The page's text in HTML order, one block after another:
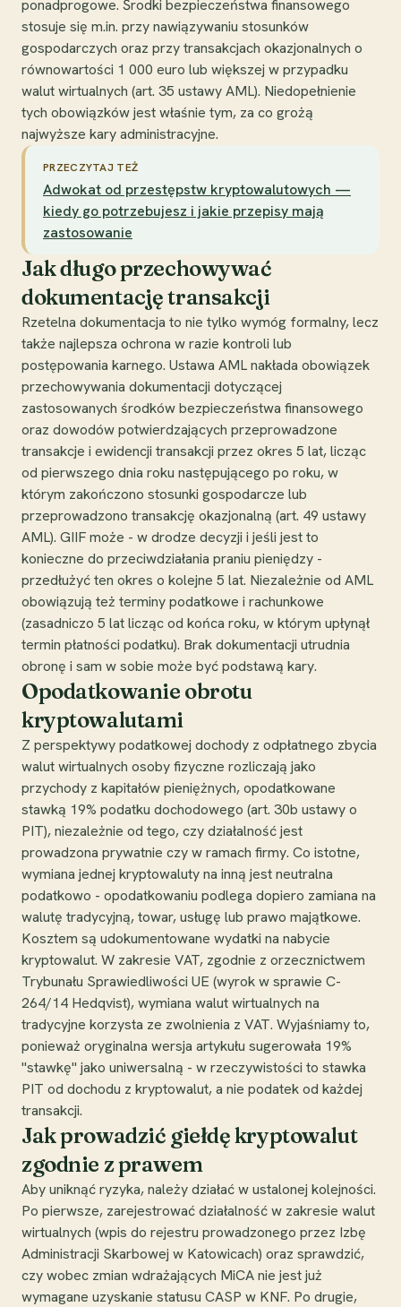
ponadprogowe. Środki bezpieczeństwa finansowego
stosuje się m.in. przy nawiązywaniu stosunków
gospodarczych oraz przy transakcjach okazjonalnych o
równowartości 1 000 euro lub większej w przypadku
walut wirtualnych (art. 35 ustawy AML). Niedopełnienie
tych obowiązków jest właśnie tym, za co grożą
najwyższe kary administracyjne.
PRZECZYTAJ TEŻ
Adwokat od przestępstw kryptowalutowych —
kiedy go potrzebujesz i jakie przepisy mają
zastosowanie
Jak długo przechowywać
dokumentację transakcji
Rzetelna dokumentacja to nie tylko wymóg formalny, lecz
także najlepsza ochrona w razie kontroli lub
postępowania karnego. Ustawa AML nakłada obowiązek
przechowywania dokumentacji dotyczącej
zastosowanych środków bezpieczeństwa finansowego
oraz dowodów potwierdzających przeprowadzone
transakcje i ewidencji transakcji przez okres 5 lat, licząc
od pierwszego dnia roku następującego po roku, w
którym zakończono stosunki gospodarcze lub
przeprowadzono transakcję okazjonalną (art. 49 ustawy
AML). GIIF może - w drodze decyzji i jeśli jest to
konieczne do przeciwdziałania praniu pieniędzy -
przedłużyć ten okres o kolejne 5 lat. Niezależnie od AML
obowiązują też terminy podatkowe i rachunkowe
(zasadniczo 5 lat licząc od końca roku, w którym upłynął
termin płatności podatku). Brak dokumentacji utrudnia
obronę i sam w sobie może być podstawą kary.
Opodatkowanie obrotu
kryptowalutami
Z perspektywy podatkowej dochody z odpłatnego zbycia
walut wirtualnych osoby fizyczne rozliczają jako
przychody z kapitałów pieniężnych, opodatkowane
stawką 19% podatku dochodowego (art. 30b ustawy o
PIT), niezależnie od tego, czy działalność jest
prowadzona prywatnie czy w ramach firmy. Co istotne,
wymiana jednej kryptowaluty na inną jest neutralna
podatkowo - opodatkowaniu podlega dopiero zamiana na
walutę tradycyjną, towar, usługę lub prawo majątkowe.
Kosztem są udokumentowane wydatki na nabycie
kryptowalut. W zakresie VAT, zgodnie z orzecznictwem
Trybunału Sprawiedliwości UE (wyrok w sprawie C-
264/14 Hedqvist), wymiana walut wirtualnych na
tradycyjne korzysta ze zwolnienia z VAT. Wyjaśniamy to,
ponieważ oryginalna wersja artykułu sugerowała 19%
"stawkę" jako uniwersalną - w rzeczywistości to stawka
PIT od dochodu z kryptowalut, a nie podatek od każdej
transakcji.
Jak prowadzić giełdę kryptowalut
zgodnie z prawem
Aby uniknąć ryzyka, należy działać w ustalonej kolejności.
Po pierwsze, zarejestrować działalność w zakresie walut
wirtualnych (wpis do rejestru prowadzonego przez Izbę
Administracji Skarbowej w Katowicach) oraz sprawdzić,
czy wobec zmian wdrażających MiCA nie jest już
wymagane uzyskanie statusu CASP w KNF. Po drugie,